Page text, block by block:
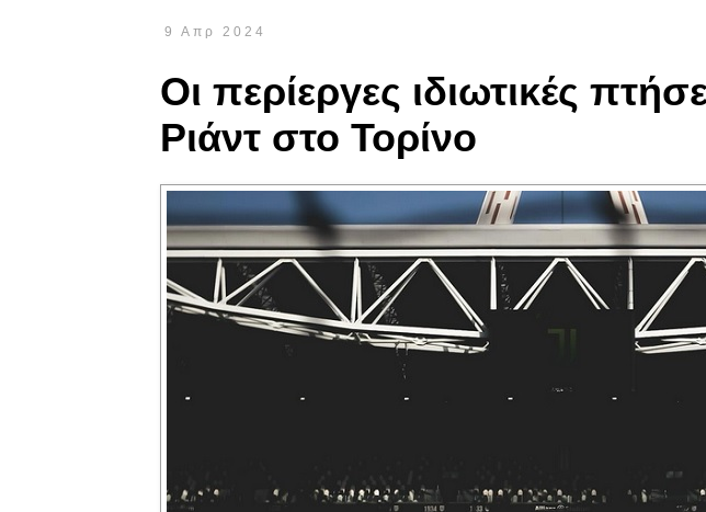
9 Απρ 2024
Οι περίεργες ιδιωτικές
Ριάντ στο Τορίνο